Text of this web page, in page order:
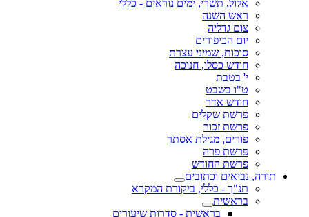
אלול, תשרי, ימים נוראים - כללי
ראש השנה
צום גדליה
יום הכיפורים
סוכות, שמיני עצרת
חודש כסלו, חנוכה
י' בטבת
ט"ו בשבט
חודש אדר
פרשת שקלים
פרשת זכור
פורים, מגילת אסתר
פרשת פרה
פרשת החודש
תורה, נביאים וכתובים
תנ"ך - כללי, ביקורת המקרא
בראשית
בראשית - סדרות שיעורים